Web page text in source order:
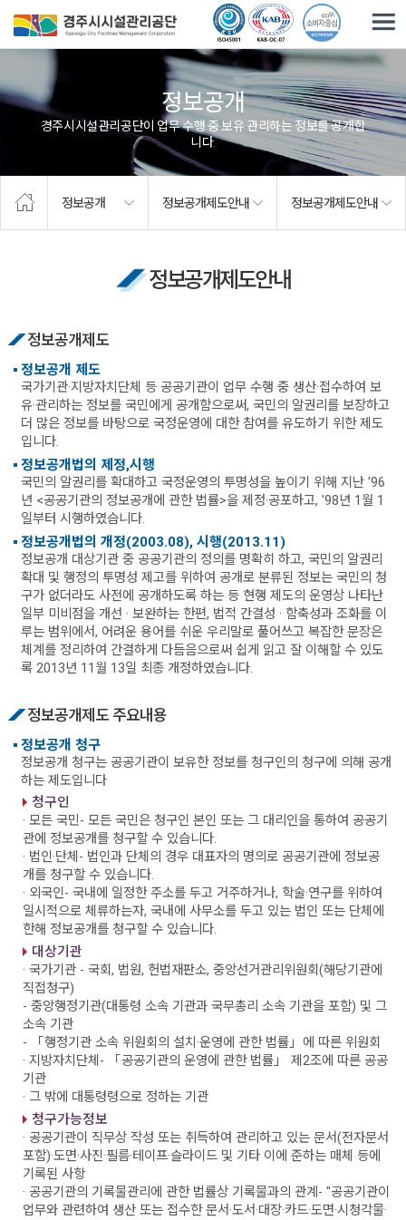
정보공개
경주시시설관리공단이 업무 수행 중 보유·관리하는 정보를 공개합
니다.
정보공개 정보공개제도안내 정보공개제도안내
정보공개제도안내
정보공개제도
정보공개 제도
국가기관·지방자치단체 등 공공기관이 업무 수행 중 생산·접수하여 보
유·관리하는 정보를 국민에게 공개함으로써, 국민의 알권리를 보장하고
더 많은 정보를 바탕으로 국정운영에 대한 참여를 유도하기 위한 제도
입니다.
정보공개법의 제정,시행
국민의 알권리를 확대하고 국정운영의 투명성을 높이기 위해 지난 '96
년 <공공기관의 정보공개에 관한 법률>을 제정·공포하고, '98년 1월 1
일부터 시행하였습니다.
정보공개법의 개정(2003.08), 시행(2013.11)
정보공개 대상기관 중 공공기관의 정의를 명확히 하고, 국민의 알권리
확대 및 행정의 투명성 제고를 위하여 공개로 분류된 정보는 국민의 청
구가 없더라도 사전에 공개하도록 하는 등 현행 제도의 운영상 나타난
일부 미비점을 개선 · 보완하는 한편, 법적 간결성 · 함축성과 조화를 이
루는 범위에서, 어려운 용어를 쉬운 우리말로 풀어쓰고 복잡한 문장은
체계를 정리하여 간결하게 다듬음으로써 쉽게 읽고 잘 이해할 수 있도
록 2013년 11월 13일 최종 개정하였습니다.
정보공개제도 주요내용
정보공개 청구
정보공개 청구는 공공기관이 보유한 정보를 청구인의 청구에 의해 공개
하는 제도입니다
청구인
· 모든 국민- 모든 국민은 청구인 본인 또는 그 대리인을 통하여 공공기
관에 정보공개를 청구할 수 있습니다.
· 법인·단체 - 법인과 단체의 경우 대표자의 명의로 공공기관에 정보공
개를 청구할 수 있습니다.
· 외국인- 국내에 일정한 주소를 두고 거주하거나, 학술·연구를 위하여
일시적으로 체류하는자, 국내에 사무소를 두고 있는 법인 또는 단체에
한해 정보공개를 청구할 수 있습니다.
대상기관
· 국가기관 - 국회, 법원, 헌법재판소, 중앙선거관리위원회(해당기관에
직접청구)
- 중앙행정기관(대통령 소속 기관과 국무총리 소속 기관을 포함) 및 그
소속 기관
- 「행정기관 소속 위원회의 설치·운영에 관한 법률」에 따른 위원회
· 지방자치단체 - 「공공기관의 운영에 관한 법률」 제2조에 따른 공공
기관
· 그 밖에 대통령령으로 정하는 기관
청구가능정보
· 공공기관이 직무상 작성 또는 취득하여 관리하고 있는 문서(전자문서
포함)·도면·사진·필름·테이프·슬라이드 및 기타 이에 준하는 매체 등에
기록된 사항
· 공공기관의 기록물관리에 관한 법률상 기록물과의 관계 - "공공기관이
업무와 관련하여 생산 또는 접수한 문서·도서·대장·카드·도면·시청각물·